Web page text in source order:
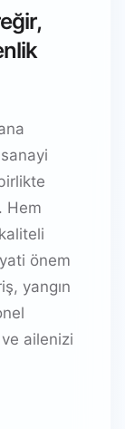
Hem
önem
yangın
ailenizi